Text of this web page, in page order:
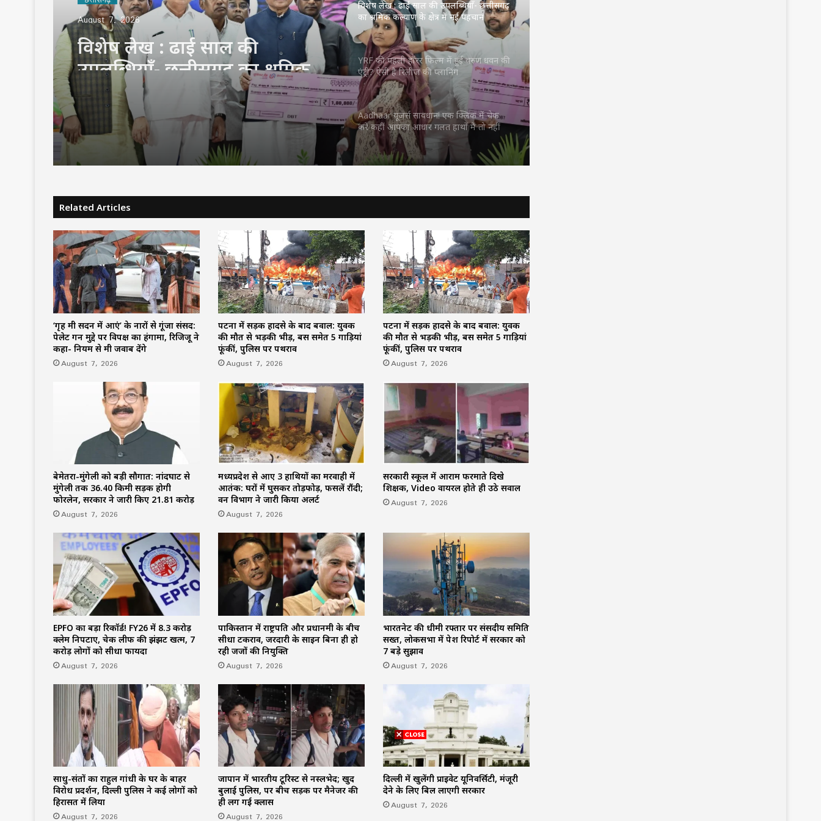
August 7, 2026
विशेष लेख : ढाई साल की
उपलब्धियाँ- छत्तीसगढ़ का श्रमिक
कल्याण के क्षेत्र में नई पहचान
विशेष लेख : ढाई साल की उपलब्धियाँ- छत्तीसगढ़
का श्रमिक कल्याण के क्षेत्र में नई पहचान
YRF की पहली हॉरर फिल्म में हुई वरुण धवन की
एंट्री? ऐसी है रिलीज की प्लानिंग
Aadhaar यूजर्स सावधान! एक क्लिक में चेक
करें कहीं आपका आधार गलत हाथों में तो नहीं
के बाहर दो युवकों का धरना, लगाए गंभीर आरोप
विशेष लेख : ढाई साल की उपलब्धियाँ- छत्तीसगढ़
का श्रमिक कल्याण के क्षेत्र में नई पहचान
YRF की पहली हॉरर फिल्म में हुई वरुण धवन की
एंट्री? ऐसी है रिलीज की प्लानिंग
Aadhaar यूजर्स सावधान! एक क्लिक में चेक
करें कहीं आपका आधार गलत हाथों में तो नहीं
ज्यूडिशियरी में अब तक का सबसे बड़ा फेरबदल,
हाईकोर्ट ने जारी की जजों की Transfer List,
Related Articles
‘गृह मंत्री सदन में आएं’ के नारों से गूंजा संसद:
पेलेट गन मुद्दे पर विपक्ष का हंगामा, रिजिजू ने
कहा- नियम से मंत्री जवाब देंगे
August 7, 2026
पटना में सड़क हादसे के बाद बवाल: युवक
की मौत से भड़की भीड़, बस समेत 5 गाड़ियां
फूंकीं, पुलिस पर पथराव
August 7, 2026
पटना में सड़क हादसे के बाद बवाल: युवक
की मौत से भड़की भीड़, बस समेत 5 गाड़ियां
फूंकीं, पुलिस पर पथराव
August 7, 2026
बेमेतरा-मुंगेली को बड़ी सौगात: नांदघाट से
मुंगेली तक 36.40 किमी सड़क होगी
फोरलेन, सरकार ने जारी किए 21.81 करोड़
August 7, 2026
मध्यप्रदेश से आए 3 हाथियों का मरवाही में
आतंक: घरों में घुसकर तोड़फोड़, फसलें रौंदी;
वन विभाग ने जारी किया अलर्ट
August 7, 2026
सरकारी स्कूल में आराम फरमाते दिखे
शिक्षक, Video वायरल होते ही उठे सवाल
August 7, 2026
EPFO का बड़ा रिकॉर्ड! FY26 में 8.3 करोड़
क्लेम निपटाए, चेक लीफ की झंझट खत्म, 7
करोड़ लोगों को सीधा फायदा
August 7, 2026
पाकिस्तान में राष्ट्रपति और प्रधानमंत्री के बीच
सीधा टकराव, जरदारी के साइन बिना ही हो
रही जजों की नियुक्ति
August 7, 2026
भारतनेट की धीमी रफ्तार पर संसदीय समिति
सख्त, लोकसभा में पेश रिपोर्ट में सरकार को
7 बड़े सुझाव
August 7, 2026
साधु-संतों का राहुल गांधी के घर के बाहर
विरोध प्रदर्शन, दिल्ली पुलिस ने कई लोगों को
हिरासत में लिया
August 7, 2026
जापान में भारतीय टूरिस्ट से नस्लभेद; खुद
बुलाई पुलिस, पर बीच सड़क पर मैनेजर की
ही लग गई क्लास
August 7, 2026
दिल्ली में खुलेंगी प्राइवेट यूनिवर्सिटी, मंजूरी
देने के लिए बिल लाएगी सरकार
August 7, 2026